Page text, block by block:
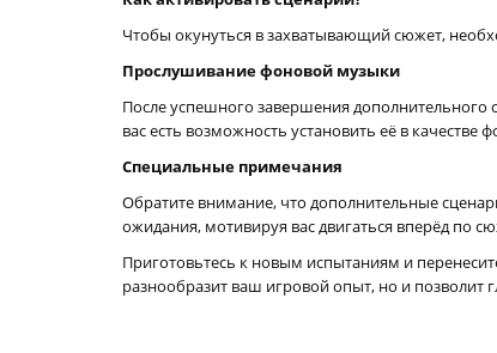
Чтобы окунуться в захватывающий сюжет,
Прослушивание фоновой музыки
После успешного завершения
вас есть возможность установить её в
Специальные примечания
Обратите внимание, что дополнительные
ожидания, мотивируя вас двигаться вперёд по
Приготовьтесь к новым испытаниям и
разнообразит ваш игровой опыт, но и позволит